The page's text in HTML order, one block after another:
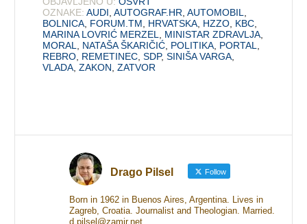
OZNAKE: AUDI ,AUTOGRAF.HR ,AUTOMOBIL
BOLNICA FORUM.TM HRVATSKA HZZO KBC
MARINA LOVRIĆ MERZEL
MINISTAR ZDRAVLJA
MORAL
NATAŠA ŠKARIČIĆ POLITIKA PORTAL
REBRO REMETINEC ,SDP,SINIŠA VARGA
VLADA ,ZAKON ,ZATVOR
Drago Pilsel Follow
Born in 1962 in Buenos Aires, Argentina. Lives in
Zagreb, Croatia. Journalist and Theologian. Married.
d.pilsel@zamir.net